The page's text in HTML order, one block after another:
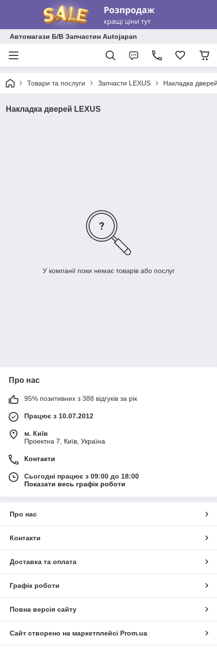
Автомагази Б/В Запчастин Autojapan
Товари та послуги Запчасти LEXUS Накладка
Накладка дверей LEXUS
У компанії поки немає товарів або послуг
Про нас
95% позитивних з 388 відгуків за рік
Працює з 10.07.2012
м. Київ
Проектна 7, Київ, Україна
Контакти
Сьогодні працює з 09:00 до 18:00
Показати весь графік роботи
Про нас
Контакти
Доставка та оплата
Графік роботи
Повна версія сайту
Сайт створено на маркетплейсі Prom.ua